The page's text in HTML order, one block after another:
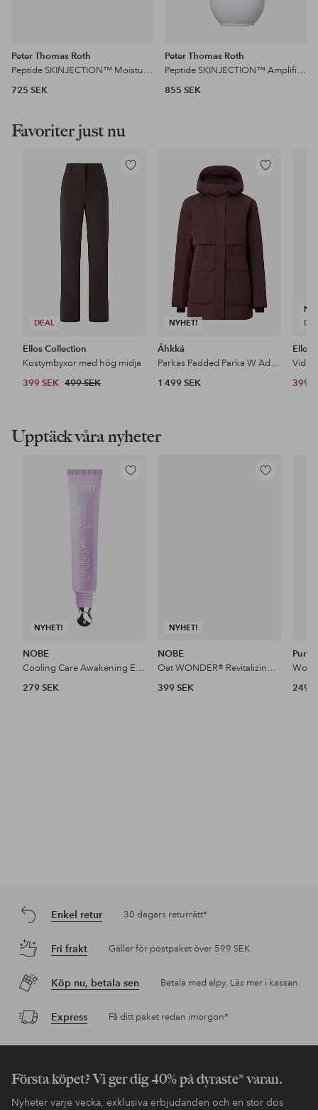
Peter Thomas Roth
Peptide SKINJECTION™ Moisture Infusion Cream 50 Ml
725 SEK
Peter Thomas Roth
Peptide SKINJECTION™ Amplified Wrinkle-Fix Serum 30 Ml
855 SEK
Favoriter just nu
DEAL
Lägg
Ellos Collection
Kostymbyxor med hög midja
399 SEK 499 SEK
NYHET!
Lägg
i
favoriter
Áhkká
Parkas Padded Parka W Adjustable Waist
1 499 SEK
Ellos
399
Upptäck våra nyheter
NYHET!
Lägg
NOBE
Cooling Care Awakening Eye Serum 15 Ml
279 SEK
NYHET!
Lägg
NOBE
Oat WONDER® Revitalizing Eye Cream 15 Ml
399 SEK
Purito
249
Enkel retur 30 dagars returrätt*
Fri frakt Gäller för postpaket över 599 SEK
Köp nu, betala sen Betala med elpy. Läs mer i kassan.
Express Få ditt paket redan imorgon*
Första köpet? Vi ger dig 40% på dyraste* varan.
Nyheter varje vecka, exklusiva erbjudanden och en stor dos